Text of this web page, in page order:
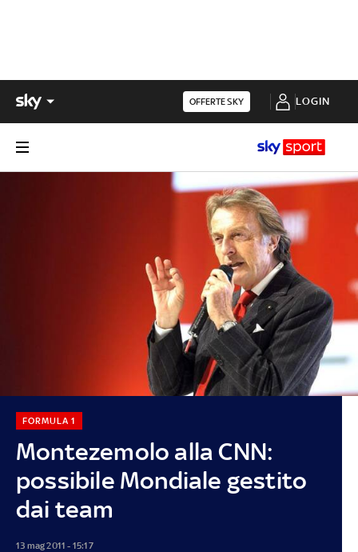
OFFERTE SKY LOGIN
Montezemolo alla CNN:
possibile Mondiale gestito
dai team
FORMULA 1
13 mag 2011 - 15:17